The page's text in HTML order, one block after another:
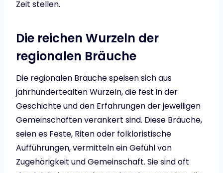
Zeit stellen.
Die reichen Wurzeln der
regionalen Bräuche
Die regionalen Bräuche speisen sich aus
jahrhundertealten Wurzeln, die fest in der
Geschichte und den Erfahrungen der jeweiligen
Gemeinschaften verankert sind. Diese Bräuche,
seien es Feste, Riten oder folkloristische
Aufführungen, vermitteln ein Gefühl von
Zugehörigkeit und Gemeinschaft. Sie sind oft